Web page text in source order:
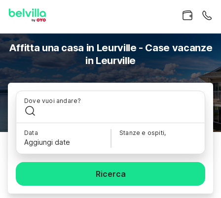
Affitta una casa in Leurville - Case vacanze
in Leurville
Dove vuoi andare?
Data
Aggiungi date
Stanze e ospiti,
Ricerca